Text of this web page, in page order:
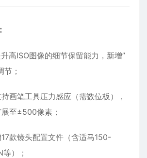
高ISO图像的细节保留能力，新增”
节；
画笔工具压力感应（需数位板），
至±500像素；
款镜头配置文件（含适马150-
）；